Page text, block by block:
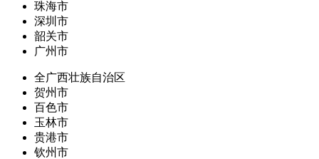
珠海市
深圳市
韶关市
广州市
全广西壮族自治区
贺州市
百色市
玉林市
贵港市
钦州市